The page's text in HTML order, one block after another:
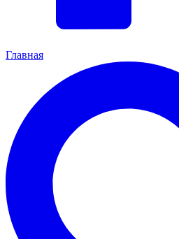
Главная